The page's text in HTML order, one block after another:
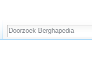
Zoeken